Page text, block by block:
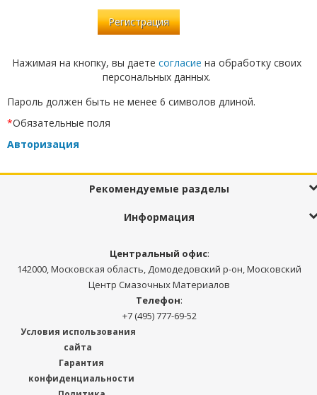
Нажимая на кнопку, вы даете согласие на обработку своих
персональных данных.
Пароль должен быть не менее 6 символов длиной.
*Обязательные поля
Авторизация
Рекомендуемые разделы
Информация
Центральный офис:
142000, Московская область, Домодедовский р-он, Московский
Центр Смазочных Материалов
Телефон:
+7 (495) 777-69-52
Условия использования
сайта
Гарантия
конфиденциальности